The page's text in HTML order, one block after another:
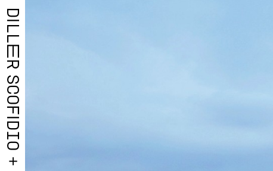
D
I
L
L
E
R
S
C
O
F
I
D
I
O
+